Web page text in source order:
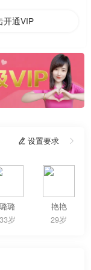
开通VIP
 设置要求 
璐璐
33岁
艳艳
29岁